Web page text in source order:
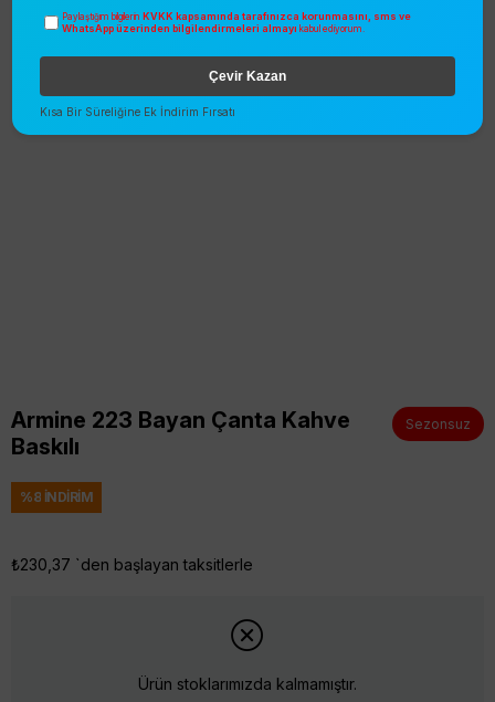
Armine 223 Bayan Çanta Kahve
Baskılı
Sezonsuz
%8 İNDIRIM
₺230,37 `den başlayan taksitlerle
Ürün stoklarımızda kalmamıştır.
Paylaştığım bilgilerin KVKK kapsamında tarafınızca korunmasını, sms ve
WhatsApp üzerinden bilgilendirmeleri almayı kabul ediyorum.
Çevir Kazan
Kısa Bir Süreliğine Ek İndirim Fırsatı